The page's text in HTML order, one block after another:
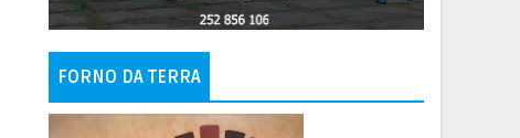
FORNO DA TERRA